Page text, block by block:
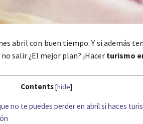
abril con buen tiempo. Y si además
salir ¿El mejor plan? ¡Hacer turismo
Contents [hide]
no te puedes perder en abril si haces